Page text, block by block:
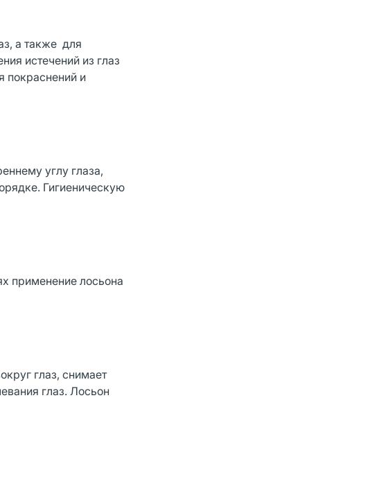
а также для
истечений из глаз
покраснений и
углу глаза,
Гигиеническую
применение лосьона
глаз, снимает
глаз. Лосьон